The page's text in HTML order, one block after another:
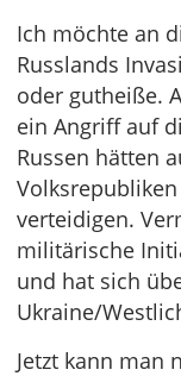
Ich möchte an
Russlands
oder gutheiße.
ein Angriff auf
Russen hätten
verteidigen.
militärische
und hat sich
Ukraine/
Jetzt kann man